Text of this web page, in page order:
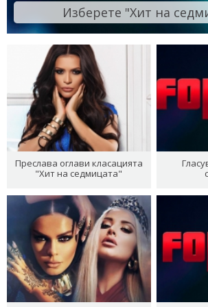
Изберете "Хит на
Преслава оглави класацията
"Хит на седмицата"